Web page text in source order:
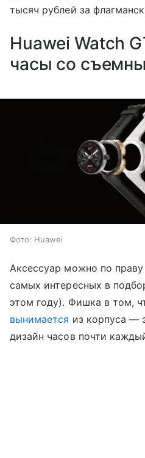
тысяч рублей за
Huawei Watch
часы со
Фото: Huawei
Аксессуар можно по
самых интересных в
этом году). Фишка в том,
вынимается из корпуса —
дизайн часов почти